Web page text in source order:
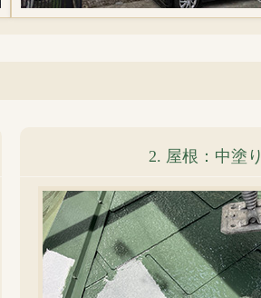
2. 屋根：中塗り